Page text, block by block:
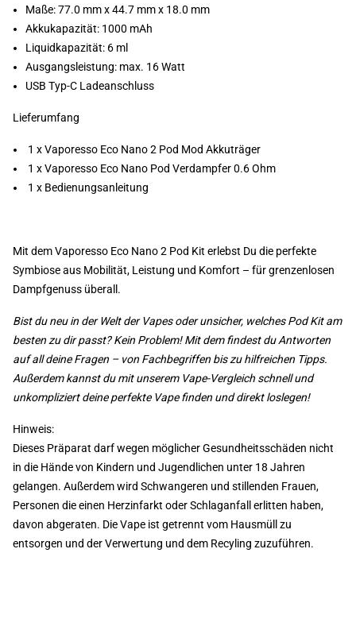
Maße: 77.0 mm x 44.7 mm x 18.0 mm
Akkukapazität: 1000 mAh
Liquidkapazität: 6 ml
Ausgangsleistung: max. 16 Watt
USB Typ-C Ladeanschluss
Lieferumfang
1 x Vaporesso Eco Nano 2 Pod Mod Akkuträger
1 x Vaporesso Eco Nano Pod Verdampfer 0.6 Ohm
1 x Bedienungsanleitung
Mit dem Vaporesso Eco Nano 2 Pod Kit erlebst Du die perfekte
Symbiose aus Mobilität, Leistung und Komfort – für grenzenlosen
Dampfgenuss überall.
Bist du neu in der Welt der Vapes oder unsicher, welches Pod Kit am
besten zu dir passt? Kein Problem! Mit dem findest du Antworten
auf all deine Fragen – von Fachbegriffen bis zu hilfreichen Tipps.
Außerdem kannst du mit unserem Vape-Vergleich schnell und
unkompliziert deine perfekte Vape finden und direkt loslegen!
Hinweis:
Dieses Präparat darf wegen möglicher Gesundheitsschäden nicht
in die Hände von Kindern und Jugendlichen unter 18 Jahren
gelangen. Außerdem wird Schwangeren und stillenden Frauen,
Personen die einen Herzinfarkt oder Schlaganfall erlitten haben,
davon abgeraten. Die Vape ist getrennt vom Hausmüll zu
entsorgen und der Verwertung und dem Recyling zuzuführen.